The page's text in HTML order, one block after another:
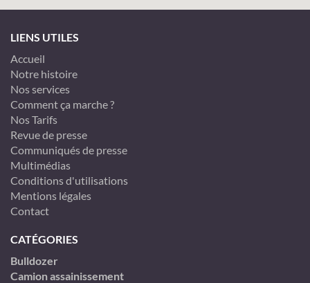
LIENS UTILES
Accueil
Notre histoire
Nos services
Comment ça marche ?
Nos Tarifs
Revue de presse
Communiqués de presse
Multimédias
Conditions d'utilisations
Mentions légales
Contact
CATÉGORIES
Bulldozer
Camion assainissement